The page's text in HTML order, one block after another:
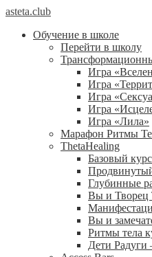
asteta.club
Обучение в школе
Перейти в школу
Игра
Игра
Игра
Игра
Игра «Лила»
Марафон Ритмы
ThetaHealing
Базовый
Глубинные
Вы и Творец
Вы и
Ритмы тела
Дети